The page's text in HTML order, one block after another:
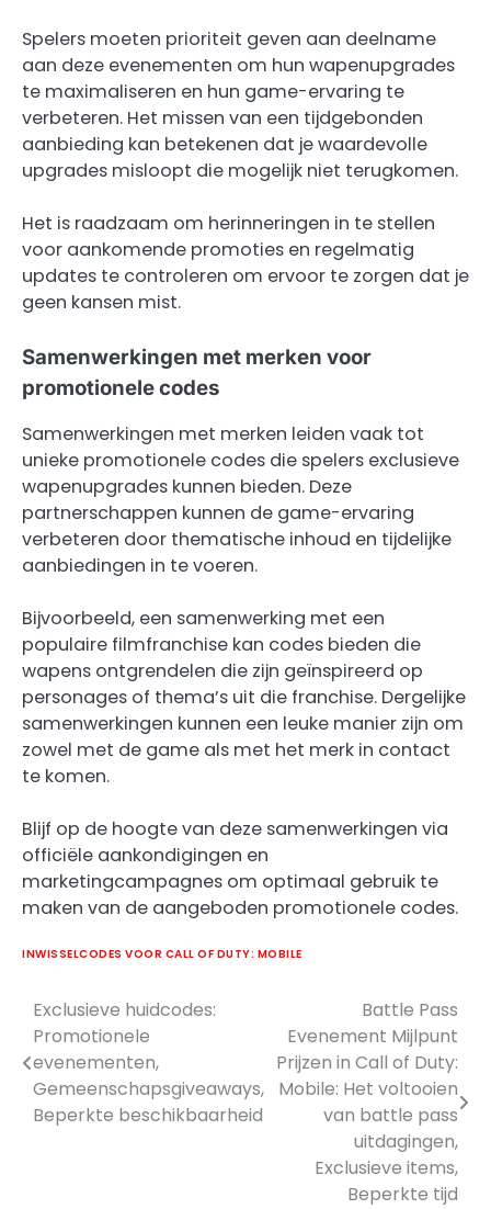
Spelers moeten prioriteit geven aan deelname
aan deze evenementen om hun wapenupgrades
te maximaliseren en hun game-ervaring te
verbeteren. Het missen van een tijdgebonden
aanbieding kan betekenen dat je waardevolle
upgrades misloopt die mogelijk niet terugkomen.
Het is raadzaam om herinneringen in te stellen
voor aankomende promoties en regelmatig
updates te controleren om ervoor te zorgen dat je
geen kansen mist.
Samenwerkingen met merken voor
promotionele codes
Samenwerkingen met merken leiden vaak tot
unieke promotionele codes die spelers exclusieve
wapenupgrades kunnen bieden. Deze
partnerschappen kunnen de game-ervaring
verbeteren door thematische inhoud en tijdelijke
aanbiedingen in te voeren.
Bijvoorbeeld, een samenwerking met een
populaire filmfranchise kan codes bieden die
wapens ontgrendelen die zijn geïnspireerd op
personages of thema’s uit die franchise. Dergelijke
samenwerkingen kunnen een leuke manier zijn om
zowel met de game als met het merk in contact
te komen.
Blijf op de hoogte van deze samenwerkingen via
officiële aankondigingen en
marketingcampagnes om optimaal gebruik te
maken van de aangeboden promotionele codes.
INWISSELCODES VOOR CALL OF DUTY: MOBILE
Post
navigation
Exclusieve huidcodes:
Promotionele
evenementen,
Gemeenschapsgiveaways,
Beperkte beschikbaarheid
Battle Pass
Evenement Mijlpunt
Prijzen in Call of Duty:
Mobile: Het voltooien
van battle pass
uitdagingen,
Exclusieve items,
Beperkte tijd